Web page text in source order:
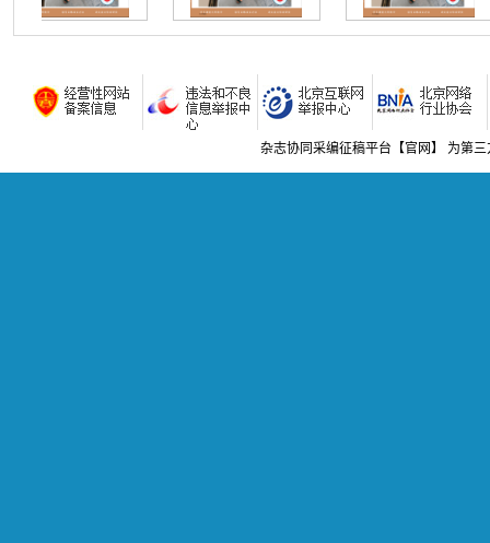
试论信
冯晓玲
沈悟君
核心素
小班
语文课
杂志协同采编征稿平台【官网】 为第